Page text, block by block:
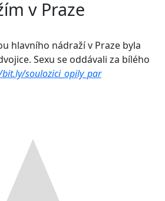
v Praze
hlavního nádraží v Praze byla
Sexu se oddávali za bílého
soulozici_opily_par